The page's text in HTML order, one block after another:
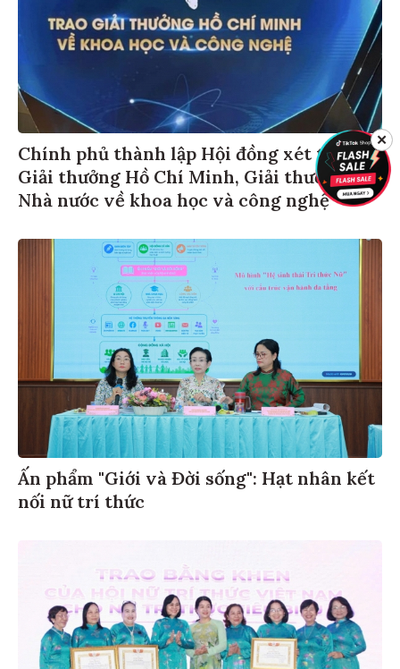
Chính phủ thành lập Hội đồng xét tặng
Giải thưởng Hồ Chí Minh, Giải thưởng
Nhà nước về khoa học và công nghệ
Ấn phẩm "Giới và Đời sống": Hạt nhân kết
nối nữ trí thức
✕